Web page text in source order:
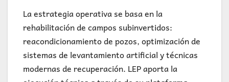
La estrategia operativa se basa en la
rehabilitación de campos subinvertidos:
reacondicionamiento de pozos, optimización de
sistemas de levantamiento artificial y técnicas
modernas de recuperación. LEP aporta la